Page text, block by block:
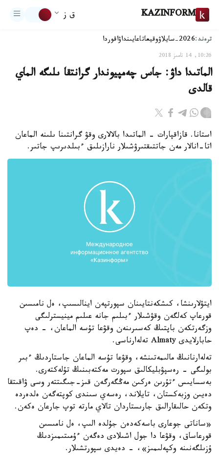
KAZINFORM ق ز
ترەند:2026-سايلاۋ وقيعاتاعايىنداۋاقوردا
10:26, 14 تامىز 2018
الماتىدا داۋ: جاس چەمپيوندار گرانتقا ىلىگە الماي
قالدى
استانا. قازاقپارات - الماتىدا بالالارى وقۋ گرانتىنا ىلىنە الماعان
اتا-انالار مەن جاتتىقتىرۋشىلار نارازىلىق ءبىلدىرىپ جاتىر.
ايتۋلارىنشا، كىشكەنتايىنان سپورتپەن اينالىسىپ، ەل نامىسىن
قورعاپ كەلگەن وقۋشىلار ءبىلىم جانە عىلىم مينيسترلىگى
وزگەرتكەن باپتىڭ كەسىرىنەن وقۋعا تۇسە الماعان، - دەپ
حابارلايدى Almaty تەلەارناسى.
تەلەارنانىڭ مالىمەتىنشە، وقۋعا تۇسە الماعان جاستاردىڭ ءبىر
بولىگى - رەسپۋبليكالىق سپورت مەكتەبىنىڭ تۇلەكتەرى.
بەسسايىس ءتۇرىن ەركىن مەڭگەرگەن قىز-جىگىتتەر وسى ۋاقىتقا
دەيىن وزبەكستان، تايلاند، رەسەي سىندى كوپتەگەن ەلدەردە
وتكەن حالىقارالىق جارىستاردان تالاي مارتە توپ جارعان ەكەن.
«ساناتى جوعارى باسەكەدەن جۇلدە الىپ، ەل نامىسىن
قورعاساق، وقۋعا دا جول اشىلادى دەگەن ءۇمىتىمىزدىڭ
ۇزىلگەنىنە وكپەلىمىز»، - دەيدى سپورتشىلار.